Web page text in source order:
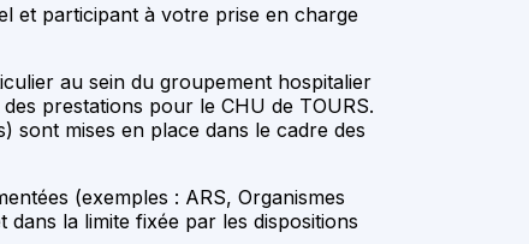
et participant à votre prise en charge
au sein du groupement hospitalier
prestations pour le CHU de TOURS.
sont mises en place dans le cadre des
(exemples : ARS, Organismes
la limite fixée par les dispositions